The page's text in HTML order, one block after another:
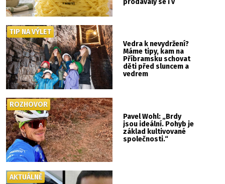
Vedra k nevydržení?
Máme tipy, kam na
Příbramsku schovat
děti před sluncem a
vedrem
TIP NA VÝLET
Pavel Wohl: „Brdy
jsou ideální. Pohyb je
základ kultivované
společnosti.“
ROZHOVOR
AKTUÁLNĚ